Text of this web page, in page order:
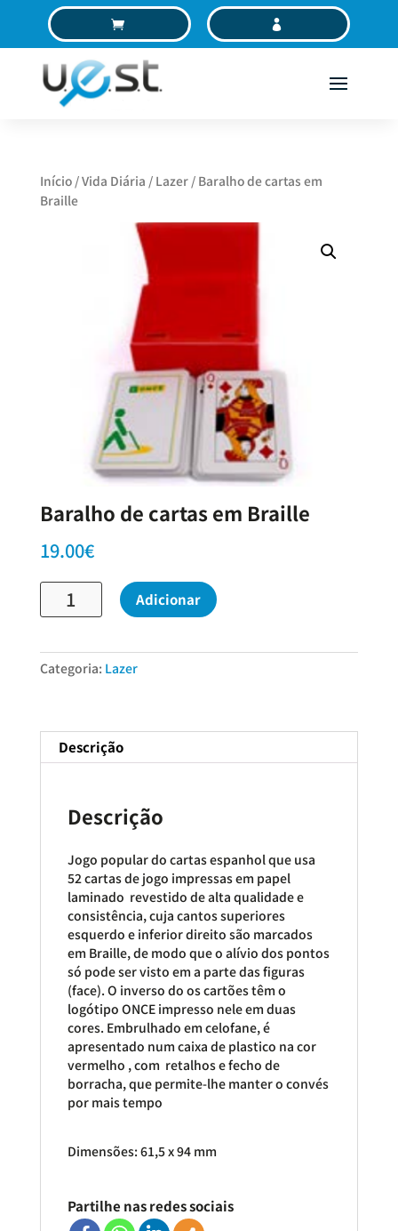
conteúdo
navegação
C MC
Início/Vida Diária / Lazer/ Baralho de cartas em
Braille
Baralho de cartas em Braille
19.00€
Quantidade
de
cartas
Adicionar
Categoria: Lazer
Descrição
Descrição
Jogo popular do cartas espanhol que usa
52 cartas de jogo impressas em papel
laminado revestido de alta qualidade e
consistência, cuja cantos superiores
esquerdo e inferior direito são marcados
em Braille, de modo que o alívio dos pontos
só pode ser visto em a parte das figuras
(face). O inverso do os cartões têm o
logótipo ONCE impresso nele em duas
cores. Embrulhado em celofane, é
apresentado num caixa de plastico na cor
vermelho , com retalhos e fecho de
borracha, que permite-lhe manter o convés
por mais tempo
Dimensões: 61,5 x 94 mm
Partilhe nas redes sociais